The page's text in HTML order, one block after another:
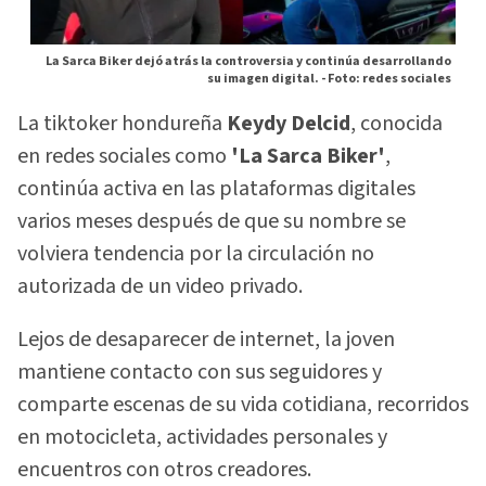
La Sarca Biker dejó atrás la controversia y continúa desarrollando
su imagen digital. -Foto: redes sociales
La tiktoker hondureña Keydy Delcid, conocida
en redes sociales como 'La Sarca Biker',
continúa activa en las plataformas digitales
varios meses después de que su nombre se
volviera tendencia por la circulación no
autorizada de un video privado.
Lejos de desaparecer de internet, la joven
mantiene contacto con sus seguidores y
comparte escenas de su vida cotidiana, recorridos
en motocicleta, actividades personales y
encuentros con otros creadores.